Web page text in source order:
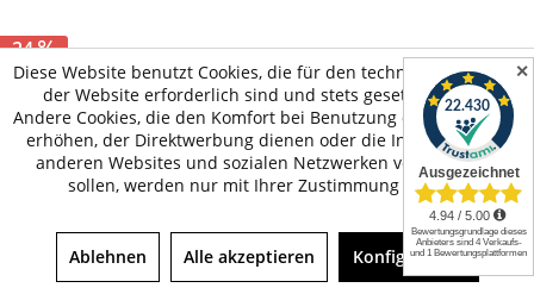
24
TIPP!
STIGA Snow Racer Supreme GT Weiß Lenkschlitten
✕
Diese Website benutzt Cookies, die für den technischen Betrieb
der Website erforderlich sind und stets gesetzt werden.
Andere Cookies, die den Komfort bei Benutzung dieser Website
erhöhen, der Direktwerbung dienen oder die Interaktion mit
anderen Websites und sozialen Netzwerken vereinfachen
sollen, werden nur mit Ihrer Zustimmung gesetzt.
Ablehnen Alle akzeptieren Konfigurieren